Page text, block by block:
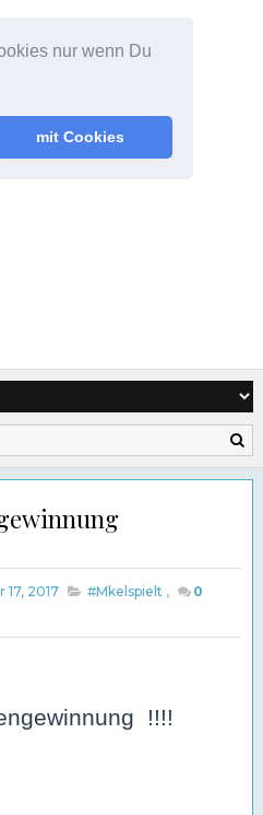
nur wenn Du
mit Cookies
17, 2017 #Mkelspielt ,
0
!!!!